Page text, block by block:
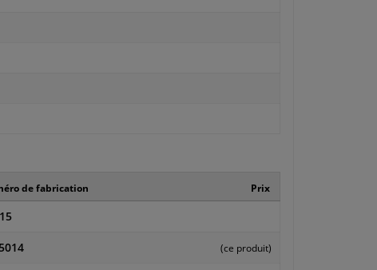
de fabrication Prix
(ce produit)